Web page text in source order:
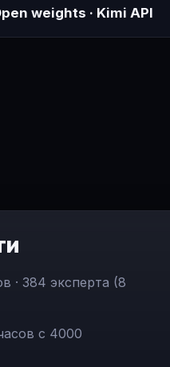
weights · Kimi API
· 384 эксперта (8
с 4000